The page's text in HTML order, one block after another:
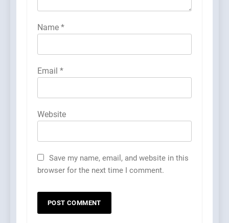
Name *
Email *
Website
Save my name, email, and website in this
browser for the next time I comment.